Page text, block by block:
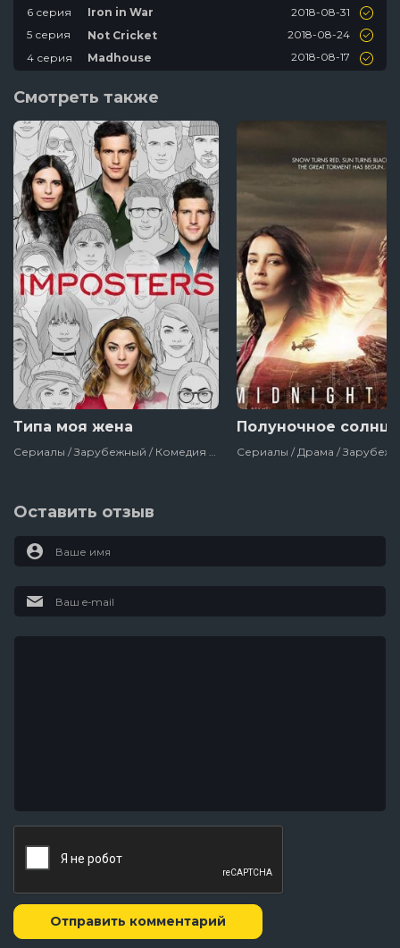
6 серия Iron in War
2018-08-31
5 серия
Not Cricket
2018-08-24
4 серия
Madhouse
2018-08-17
2 серия
Wake
1 серия
Presidio 2018-07-27
Смотреть также
Типа моя жена Полуночное солнце
Оставить отзыв
Отправить комментарий